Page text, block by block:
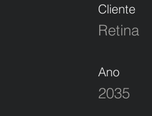
Cliente
Retina
Ano
2035